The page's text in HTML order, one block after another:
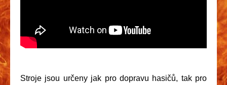
Stroje jsou určeny jak pro dopravu hasičů, tak pro